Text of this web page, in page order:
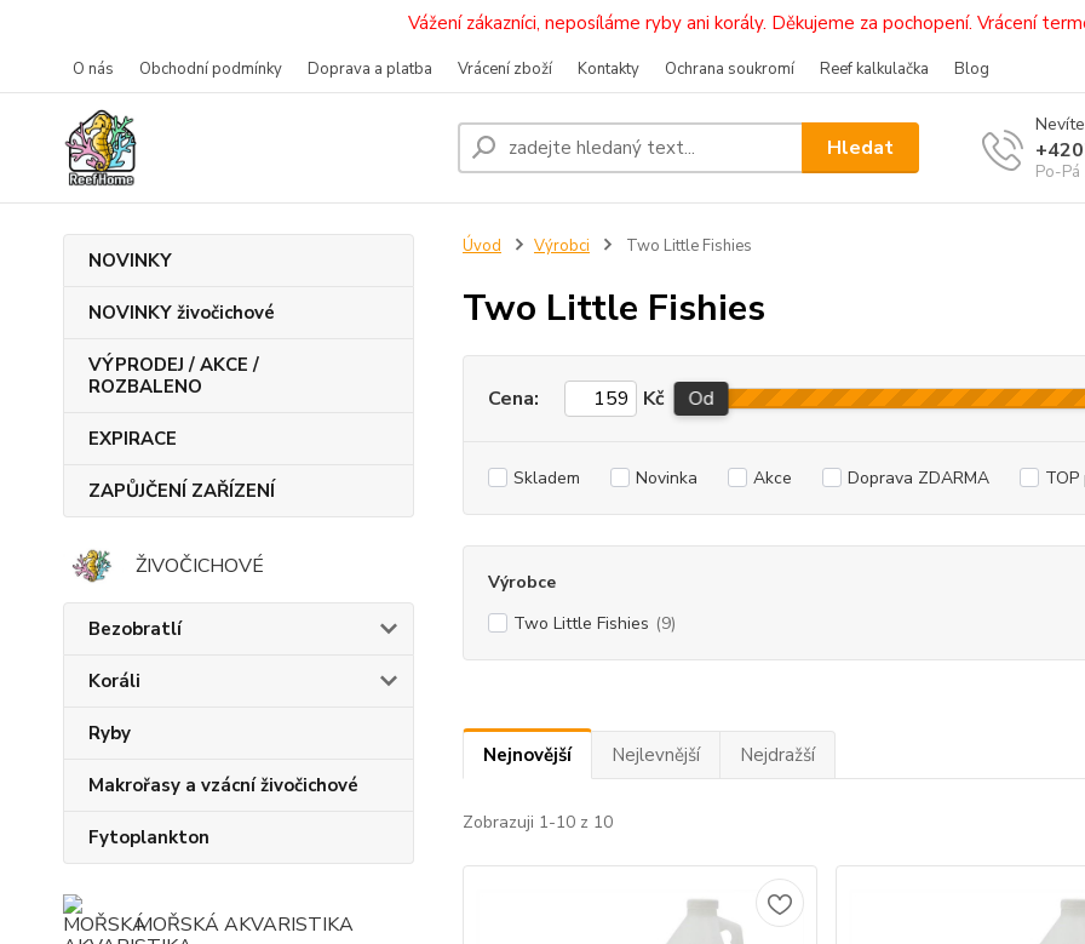
Vážení zákazníci, neposíláme ryby ani korály. Děkujeme za pochopení. Vrácení
O nás Obchodní podmínky Doprava a platba Vrácení zboží Kontakty Ochrana soukromí Reef kalkulačka Blog
Hledat
Po-
NOVINKY
NOVINKY živočichové
VÝPRODEJ / AKCE /
ROZBALENO
EXPIRACE
ZAPŮJČENÍ ZAŘÍZENÍ
ŽIVOČICHOVÉ
Bezobratlí
Koráli
Ryby
Makrořasy a vzácní živočichové
Fytoplankton
MOŘSKÁ AKVARISTIKA
Úvod Výrobci Two Little Fishies
Two Little Fishies
Cena: Kč Od
Skladem Novinka Akce Doprava ZDARMA
Výrobce
Two Little Fishies (9)
Nejnovější Nejlevnější Nejdražší
Zobrazuji 1-10 z 10